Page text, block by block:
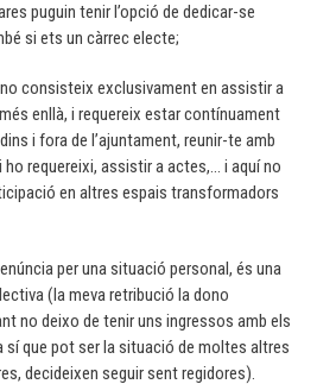
puguin tenir l’opció de dedicar-se
si ets un càrrec electe;
consisteix exclusivament en assistir a
enllà, i requereix estar contínuament
i fora de l’ajuntament, reunir-te amb
requereixi, assistir a actes,… i aquí no
en altres espais transformadors
per una situació personal, és una
(la meva retribució la dono
no deixo de tenir uns ingressos amb els
sí que pot ser la situació de moltes altres
decideixen seguir sent regidores).